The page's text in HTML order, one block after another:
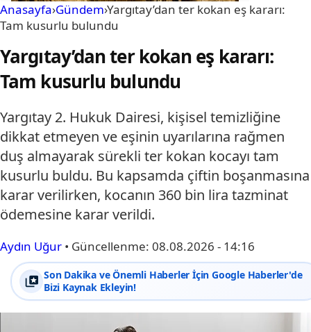
Anasayfa›Gündem›Yargıtay’dan ter kokan eş kararı:
Tam kusurlu bulundu
Yargıtay’dan ter kokan eş kararı:
Tam kusurlu bulundu
Yargıtay 2. Hukuk Dairesi, kişisel temizliğine
dikkat etmeyen ve eşinin uyarılarına rağmen
duş almayarak sürekli ter kokan kocayı tam
kusurlu buldu. Bu kapsamda çiftin boşanmasına
karar verilirken, kocanın 360 bin lira tazminat
ödemesine karar verildi.
Aydın Uğur • Güncellenme: 08.08.2026 - 14:16
Son Dakika ve Önemli Haberler İçin Google Haberler'de
Bizi Kaynak Ekleyin!